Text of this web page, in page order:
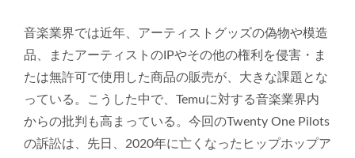
音楽業界では近年、アーティストグッズの偽物や模造
品、
またアーティストのIPやその他の権利を侵害・ ま
たは無許可で使用した商品の販売が、大きな課題とな
っている。
こうした中で、 Temuに対する音楽業界内
からの批判も高まっている。 今回のTwenty One Pilots
の訴訟は、先日、 2020年に亡くなったヒップホップア